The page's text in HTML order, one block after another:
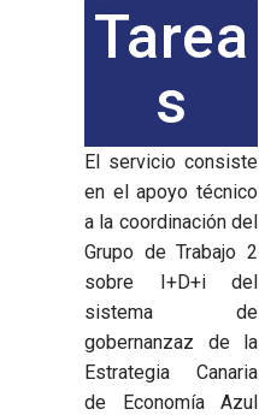
Tarea
s
El servicio consiste
en el apoyo técnico
a la coordinación del
Grupo de Trabajo 2
sobre I+D+i del
sistema de
gobernanzaz de la
Estrategia Canaria
de Economía Azul